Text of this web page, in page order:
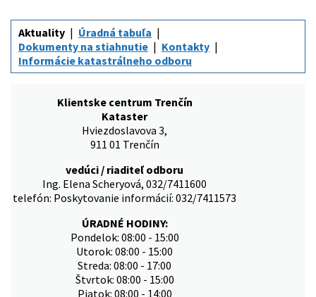
Aktuality
Úradná tabuľa
Dokumenty na stiahnutie
Kontakty
Informácie katastrálneho odboru
Klientske centrum Trenčín
Kataster
Hviezdoslavova 3,
911 01 Trenčín
vedúci / riaditeľ odboru
Ing. Elena Scheryová, 032/7411600
telefón: Poskytovanie informácií: 032/7411573
ÚRADNÉ HODINY:
Pondelok: 08:00 - 15:00
Utorok: 08:00 - 15:00
Streda: 08:00 - 17:00
Štvrtok: 08:00 - 15:00
Piatok: 08:00 - 14:00